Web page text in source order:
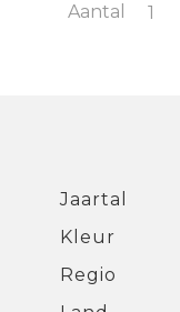
Aantal
Jaartal
Kleur
Regio